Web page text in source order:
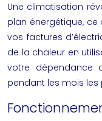
Une climatisation
plan énergétique,
vos factures
de la chaleur en
votre dépendance
pendant les mois les